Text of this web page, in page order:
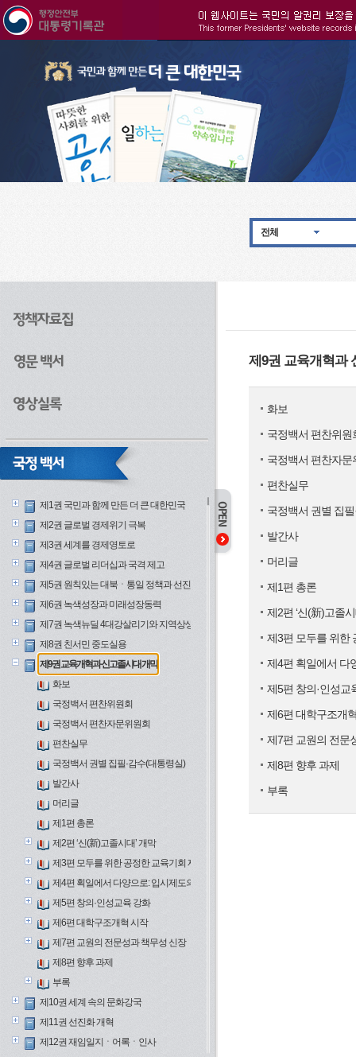
전체
제1권 국민과 함께 만든 더 큰 대한민국
제2권 글로벌 경제위기 극복
제3권 세계를 경제영토로
제4권 글로벌 리더십과 국격 제고
제5권 원칙있는 대북ㆍ통일 정책과 선진안보
제6권 녹색성장과 미래성장동력
제7권 녹색뉴딜 4대강살리기와 지역상생
제8권 친서민 중도실용
제9권 교육개혁과 신고졸시대 개막
화보
국정백서 편찬위원회
국정백서 편찬자문위원회
편찬실무
국정백서 권별 집필·감수(대통령실)
발간사
머리글
제1편 총론
제2편 ‘신(新)고졸시대’ 개막
제3편 모두를 위한 공정한 교육기회 제공
제4편 획일에서 다양으로: 입시제도의 변화
제5편 창의·인성교육 강화
제6편 대학구조개혁 시작
제7편 교원의 전문성과 책무성 신장
제8편 향후 과제
부록
제10권 세계 속의 문화강국
제11권 선진화 개혁
제12권 재임일지ㆍ어록ㆍ인사
제9권 교육개혁과
화보
국정백서 편찬위원
국정백서 편찬자문
편찬실무
국정백서 권별 집
발간사
머리글
제1편 총론
제2편 ‘신(新)고졸
제3편 모두를 위한
제4편 획일에서 다
제5편 창의·인성교
제6편 대학구조개
제7편 교원의 전문
제8편 향후 과제
부록